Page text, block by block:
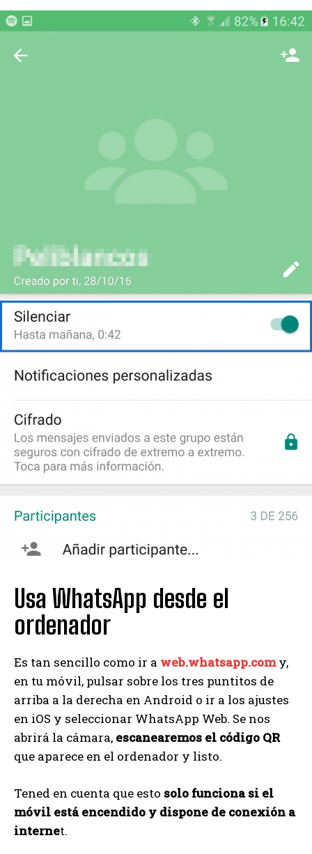
Usa WhatsApp desde el
ordenador
Es tan sencillo como ir a web.whatsapp.comy,
en tu móvil, pulsar sobre los tres puntitos de
arriba a la derecha en Android o ir a los ajustes
en iOS y seleccionar WhatsApp Web. Se nos
abrirá la cámara, escanearemos el código QR
que aparece en el ordenador y listo.
Tened en cuenta que esto solo funciona si el
móvil está encendido y dispone de conexión a
internet.